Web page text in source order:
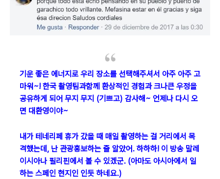
기운 좋은 에너지로 우리 장소를 선택해주셔서 아주 아주 고
마워~! 한국 촬영팀과함께 환상적인 경험과 크나큰 우정을
공유하게 되어 무지 무지 (기쁘고) 감사해~ 언제나 다시 오
면 대환영이야~
내가 테네리페 휴가 갔을 때 매일 촬영하는 걸 거리에서 목
격했는데, 난 관광홍보하는 줄 알았어. 하하하! 이 방송 말레
이시아나 필리핀에서 볼 수 있겠군. (아마도 아시아에서 일
하는 스페인 현지인 인듯 하네요.)